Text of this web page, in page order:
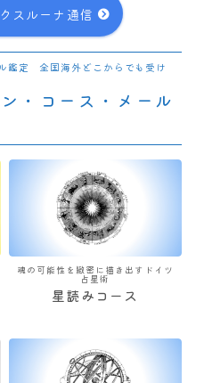
スルーナ通信
鑑定 全国海外どこからでも受け
・コース・メール
魂の可能性を緻密に描き出すドイツ
占星術
星読みコース